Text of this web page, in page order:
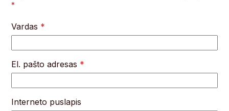
*
Vardas *
El. pašto adresas *
Interneto puslapis